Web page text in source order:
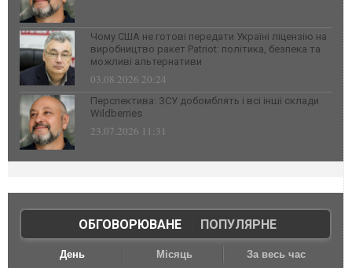
Чому США не готові передати Україні ліцензію на
виробництво ракет Patriot: політика, безпека та
можливі альтернативи
03.08.2026 20:24
Перспектива: ЗСУ добомблять і всі інші склади
Wildberries
23.07.2026 11:31
ОБГОВОРЮВАНЕ| ПОПУЛЯРНЕ
День Місяць За весь час